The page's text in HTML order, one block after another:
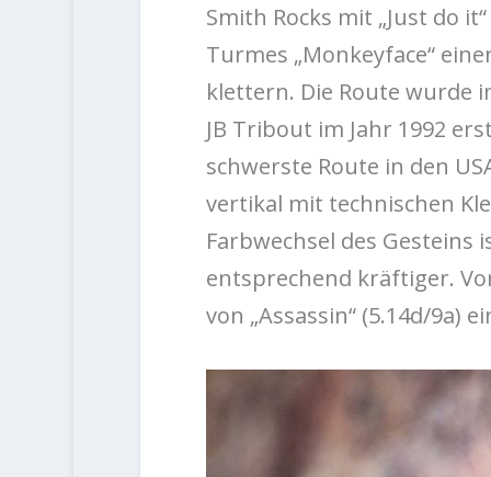
Smith Rocks mit „Just do
Turmes „Monkeyface“
klettern. Die Route wurde
JB Tribout im Jahr 1992
schwerste Route in den
vertikal mit technischen
Farbwechsel des
entsprechend kräftiger.
von „Assassin“ (5.14d/9a)